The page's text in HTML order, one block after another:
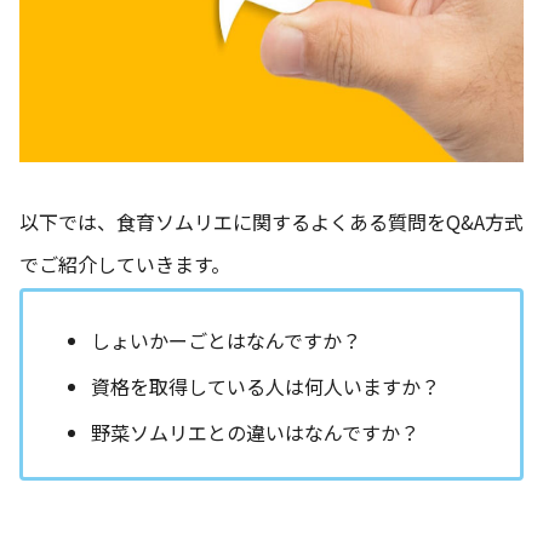
以下では、食育ソムリエに関するよくある質問をQ&A方式
でご紹介していきます。
しょいかーごとはなんですか？
資格を取得している人は何人いますか？
野菜ソムリエとの違いはなんですか？